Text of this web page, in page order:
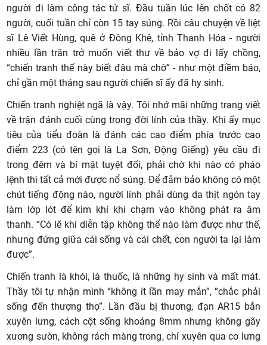
người đi làm công tác tử sĩ. Đầu tuần lúc lên chốt có 82
người, cuối tuần chỉ còn 15 tay súng. Rồi câu chuyện về liệt
sĩ Lê Viết Hùng, quê ở Đông Khê, tỉnh Thanh Hóa - người
nhiều lần trăn trở muốn viết thư về bảo vợ đi lấy chồng,
“chiến tranh thế này biết đâu mà chờ” - như một điềm báo,
chỉ gần một tháng sau người chiến sĩ ấy đã hy sinh.
Chiến tranh nghiệt ngã là vậy. Tôi nhớ mãi những trang viết
về trận đánh cuối cùng trong đời lính của thầy. Khi ấy mục
tiêu của tiểu đoàn là đánh các cao điểm phía trước cao
điểm 223 (có tên gọi là La Sơn, Động Giếng) yêu cầu đi
trong đêm và bí mật tuyệt đối, phải chờ khi nào có pháo
lệnh thì tất cả mới được nổ súng. Để đảm bảo không có một
chút tiếng động nào, người lính phải dùng da thịt ngón tay
làm lớp lót để kim khí khi chạm vào không phát ra âm
thanh. “Có lẽ khi diễn tập không thể nào làm được như thế,
nhưng đứng giữa cái sống và cái chết, con người ta lại làm
được”.
Chiến tranh là khói, là thuốc, là những hy sinh và mất mát.
Thầy tôi tự nhận mình “không ít lần may mắn”, “chắc phải
sống đến thượng thọ”. Lần đầu bị thương, đạn AR15 bắn
xuyên lưng, cách cột sống khoảng 8mm nhưng không gãy
xương sườn, không rách màng trong, chỉ xuyên qua cơ lưng